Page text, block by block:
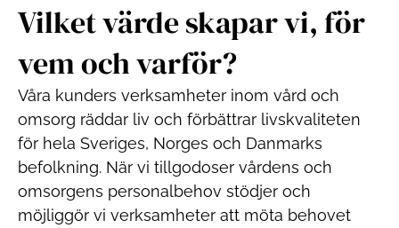
Vilket värde skapar vi, för
vem och varför?
Våra kunders verksamheter inom vård och
omsorg räddar liv och förbättrar livskvaliteten
för hela Sveriges, Norges och Danmarks
befolkning. När vi tillgodoser vårdens och
omsorgens personalbehov stödjer och
möjliggör vi verksamheter att möta behovet